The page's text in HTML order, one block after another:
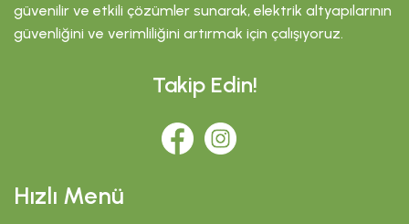
güvenilir ve etkili çözümler sunarak, elektrik altyapılarının
güvenliğini ve verimliliğini artırmak için çalışıyoruz.
Takip Edin!
Hızlı Menü